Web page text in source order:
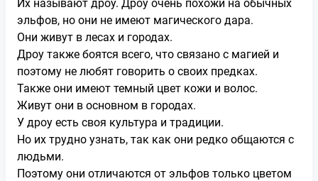
Их называют дроу. Дроу очень похожи на обычных
эльфов, но они не имеют магического дара.
Они живут в лесах и городах.
Дроу также боятся всего, что связано с магией и
поэтому не любят говорить о своих предках.
Также они имеют темный цвет кожи и волос.
Живут они в основном в городах.
У дроу есть своя культура и традиции.
Но их трудно узнать, так как они редко общаются с
людьми.
Поэтому они отличаются от эльфов только цветом